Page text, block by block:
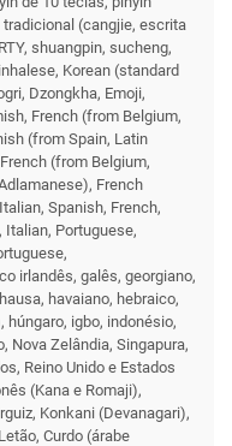
tradicional (cangjie, escrita
shuangpin, sucheng,
Korean (standard
Dzongkha, Emoji,
French (from Belgium,
(from Spain, Latin
(from Belgium,
French
Spanish, French,
Italian, Portuguese,
irlandês, galês, georgiano,
havaiano, hebraico,
húngaro, igbo, indonésio,
Nova Zelândia, Singapura,
Reino Unido e Estados
(Kana e Romaji),
Konkani (Devanagari),
Curdo (árabe